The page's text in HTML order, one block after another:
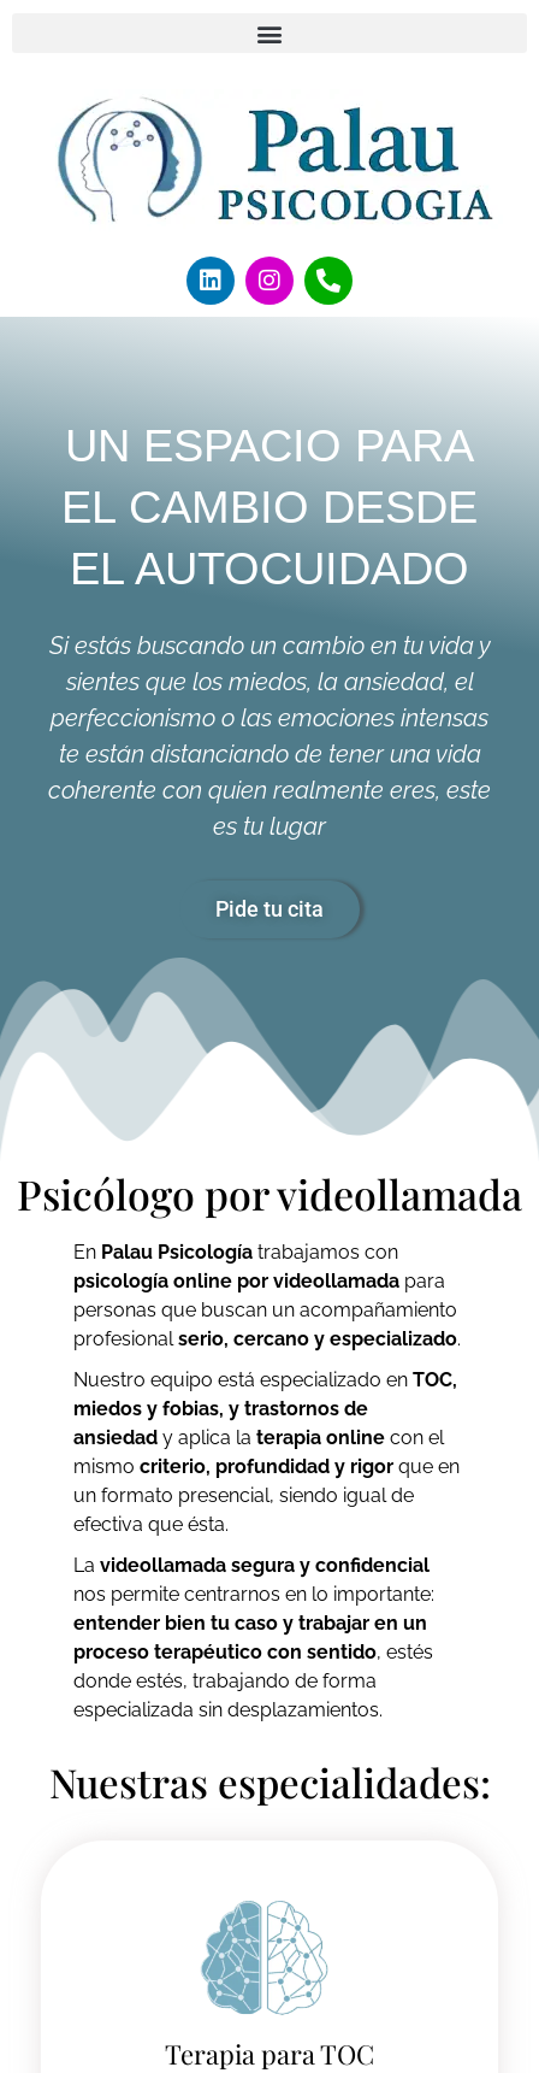
UN ESPACIO PARA
EL CAMBIO DESDE
EL AUTOCUIDADO
Si estás buscando un cambio en tu vida y
sientes que los miedos, la ansiedad, el
perfeccionismo o las emociones intensas
te están distanciando de tener una vida
coherente con quien realmente eres, este
es tu lugar
Pide tu cita
Psicólogo por videollamada
En Palau Psicología trabajamos con
psicología online por videollamada para
personas que buscan un acompañamiento
profesionalserio, cercano y especializado.
Nuestro equipo está especializado en TOC,
miedos y fobias, y trastornos de
ansiedad y aplica la terapia online con el
mismo criterio, profundidad y rigor que en
un formato presencial, siendo igual de
efectiva que ésta.
La videollamada segura y confidencial
nos permite centrarnos en lo importante:
entender bien tu caso y trabajar en un
proceso terapéutico con sentido, estés
donde estés, trabajando de forma
especializada sin desplazamientos.
Nuestras especialidades:
Terapia para TOC